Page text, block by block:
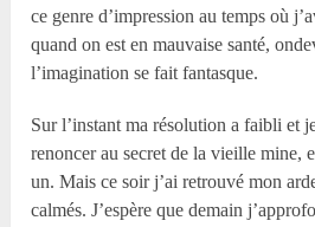
ce genre d’impression au temps où
quand on est en mauvaise santé,
l’imagination se fait fantasque.
Sur l’instant ma résolution a faibli et
renoncer au secret de la vieille mine,
un. Mais ce soir j’ai retrouvé mon
calmés. J’espère que demain